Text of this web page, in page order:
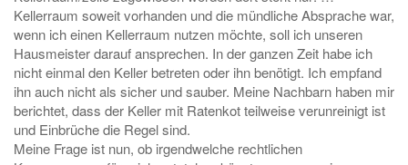
Kellerraum soweit vorhanden und die mündliche Absprache war,
wenn ich einen Kellerraum nutzen möchte, soll ich unseren
Hausmeister darauf ansprechen. In der ganzen Zeit habe ich
nicht einmal den Keller betreten oder ihn benötigt. Ich empfand
ihn auch nicht als sicher und sauber. Meine Nachbarn haben mir
berichtet, dass der Keller mit Ratenkot teilweise verunreinigt ist
und Einbrüche die Regel sind.
Meine Frage ist nun, ob irgendwelche rechtlichen